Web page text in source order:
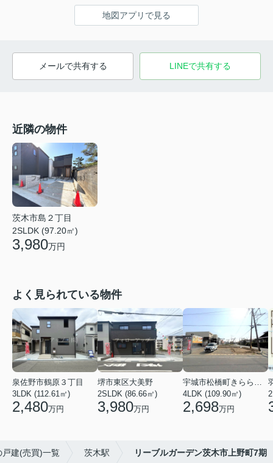
地図アプリで見る
メールで共有する LINEで共有する
近隣の物件
茨木市島２丁目
2SLDK (97.20㎡)
3,980万円
よく見られている物件
泉佐野市鶴原３丁目
3LDK (112.61㎡)
2,480万円
堺市東区大美野
2SLDK (86.66㎡)
3,980万円
4LDK (109.90㎡)
2,698万円
戸建(売買)一覧 茨木駅 リーブルガーデン茨木市上野町7期